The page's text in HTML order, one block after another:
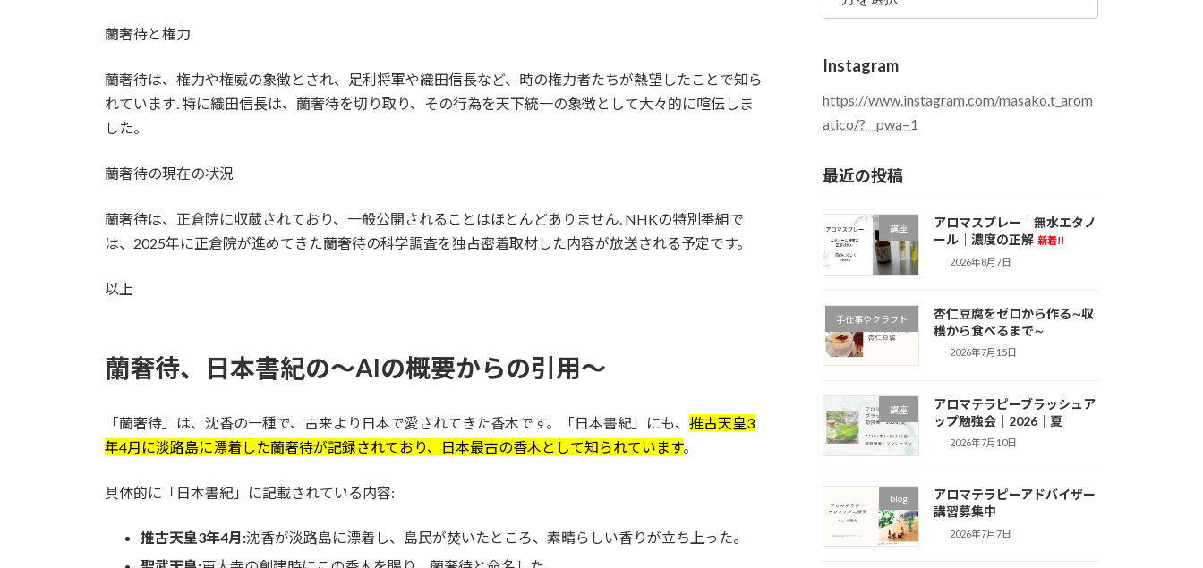
蘭奢待と権力
蘭奢待は、権力や権威の象徴とされ、足利将軍や織田信長など、時の権力者たちが熱望したことで知ら
れています. 特に織田信長は、蘭奢待を切り取り、その行為を天下統一の象徴として大々的に喧伝しま
した。
蘭奢待の現在の状況
蘭奢待は、正倉院に収蔵されており、一般公開されることはほとんどありません. NHKの特別番組で
は、2025年に正倉院が進めてきた蘭奢待の科学調査を独占密着取材した内容が放送される予定です。
以上
蘭奢待、日本書紀の～AIの概要からの引用～
「蘭奢待」は、沈香の一種で、古来より日本で愛されてきた香木です。「日本書紀」にも、 推古天皇3
年4月に淡路島に漂着した蘭奢待が記録されており、日本最古の香木として知られています。
具体的に「日本書紀」に記載されている内容:
推古天皇3年4月:沈香が淡路島に漂着し、島民が焚いたところ、素晴らしい香りが立ち上った。
ー
グ
ー
イ
ブ
Instagram
https://www.instagram.com/masako.t_arom
atico/?__pwa=1
最近の投稿
講座
アロマスプレー｜無水エタノ
ール｜濃度の正解 新着!!
2026年8月7日
手仕事やクラフト
杏仁豆腐をゼロから作る∼収
穫から食べるまで∼
2026年7月15日
講座
アロマテラピーブラッシュア
ップ勉強会｜2026｜夏
2026年7月10日
blog
アロマテラピーアドバイザー
講習募集中
2026年7月7日